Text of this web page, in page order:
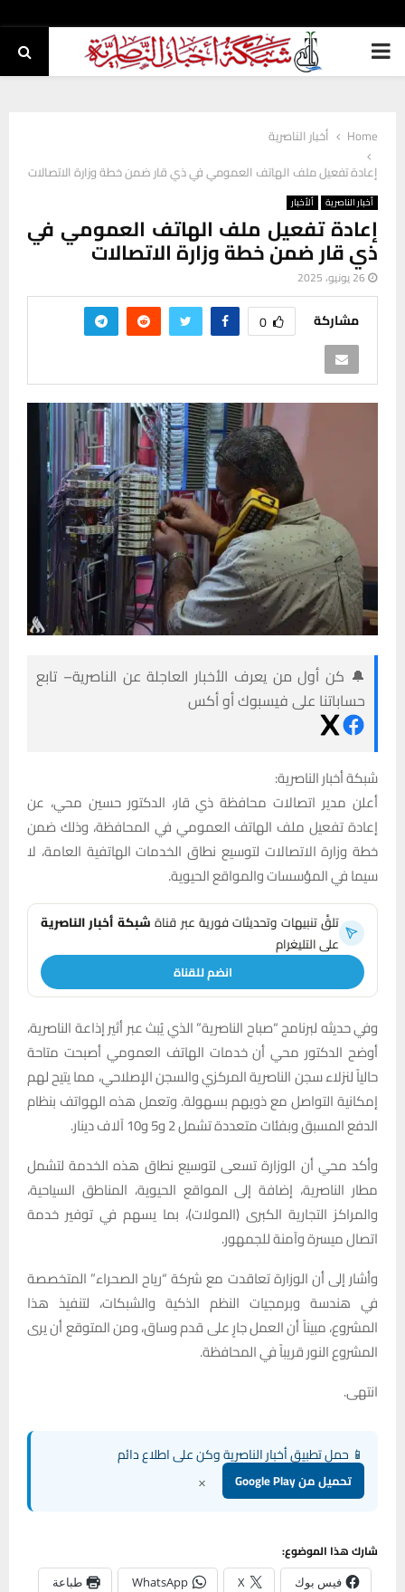
PRIMARY
Home
أخبار الناصرية
إعادة تفعيل ملف الهاتف العمومي في ذي قار ضمن خطة وزارة الاتصالات
أخبار الناصرية ألأخبار
إعادة تفعيل ملف الهاتف العمومي في
ذي قار ضمن خطة وزارة الاتصالات
26 يونيو، 2025
مشاركة 0
🔔 كن أول من يعرف الأخبار العاجلة عن الناصرية– تابع
حساباتنا على فيسبوك أو أكس
شبكة أخبار الناصرية:
أعلن مدير اتصالات محافظة ذي قار، الدكتور حسين محي، عن
إعادة تفعيل ملف الهاتف العمومي في المحافظة، وذلك ضمن
خطة وزارة الاتصالات لتوسيع نطاق الخدمات الهاتفية العامة، لا
سيما في المؤسسات والمواقع الحيوية.
تلقَّ تنبيهات وتحديثات فورية عبر قناةشبكة أخبار الناصرية
على التليغرام
انضم للقناة
وفي حديثه لبرنامج “صباح الناصرية” الذي يُبث عبر أثير إذاعة الناصرية،
أوضح الدكتور محي أن خدمات الهاتف العمومي أصبحت متاحة
حالياً لنزلاء سجن الناصرية المركزي والسجن الإصلاحي، مما يتيح لهم
إمكانية التواصل مع ذويهم بسهولة. وتعمل هذه الهواتف بنظام
الدفع المسبق وبفئات متعددة تشمل 2 و5 و10 آلاف دينار.
وأكد محي أن الوزارة تسعى لتوسيع نطاق هذه الخدمة لتشمل
مطار الناصرية، إضافة إلى المواقع الحيوية، المناطق السياحية،
والمراكز التجارية الكبرى (المولات)، بما يسهم في توفير خدمة
اتصال ميسرة وآمنة للجمهور.
وأشار إلى أن الوزارة تعاقدت مع شركة “رياح الصحراء” المتخصصة
في هندسة وبرمجيات النظم الذكية والشبكات، لتنفيذ هذا
المشروع، مبيناً أن العمل جارٍ على قدم وساق، ومن المتوقع أن يرى
المشروع النور قريباً في المحافظة.
انتهى.
📱 حمل تطبيق أخبار الناصرية وكن على اطلاع دائم
تحميل من Google Play ×
شارك هذا الموضوع:
فيس بوك X
WhatsApp طباعة